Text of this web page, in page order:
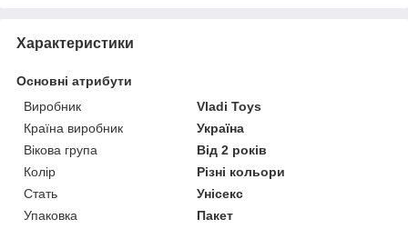
Характеристики
Основні атрибути
Виробник
Vladi Toys
Країна виробник
Україна
Вікова група
Від 2 років
Колір
Різні кольори
Стать
Унісекс
Упаковка
Пакет